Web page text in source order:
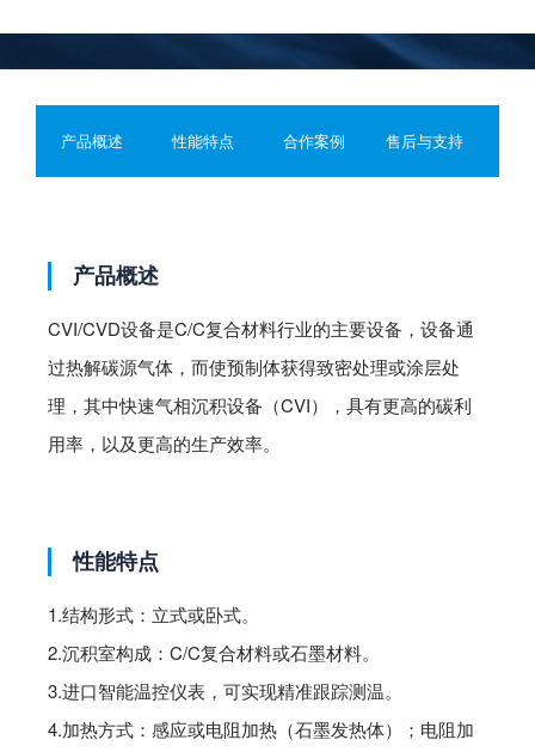
置结构独特、限值可调的安全阀，保证设备运行平稳、安全。
性能参数型号CVICVD*高设计温度1200℃1500℃常用温度
950～1100℃1050～1200℃满功率升温时间～1000℃≤3h～
1000℃≤5h温度均匀性（1000℃时）≤±10℃≤±10℃冷态空炉
产品概述 性能特点 合作案例 售后与支持
产品概述
CVI/CVD设备是C/C复合材料行业的主要设备，设备通
过热解碳源气体，而使预制体获得致密处理或涂层处
理，其中快速气相沉积设备（CVI），具有更高的碳利
用率，以及更高的生产效率。
性能特点
1.结构形式：立式或卧式。
2.沉积室构成：C/C复合材料或石墨材料。
3.进口智能温控仪表，可实现精准跟踪测温。
4.加热方式：感应或电阻加热（石墨发热体）；电阻加